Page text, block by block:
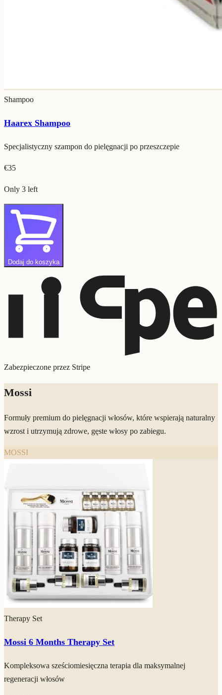
Shampoo
Haarex Shampoo
Specjalistyczny szampon do pielęgnacji po przeszczepie
€35
Only 3 left
Dodaj do koszyka
Zabezpieczone przez Stripe
Mossi
Formuły premium do pielęgnacji włosów, które wspierają naturalny
wzrost i utrzymują zdrowe, gęste włosy po zabiegu.
MOSSI
Therapy Set
Mossi 6 Months Therapy Set
Kompleksowa sześciomiesięczna terapia dla maksymalnej
regeneracji włosów